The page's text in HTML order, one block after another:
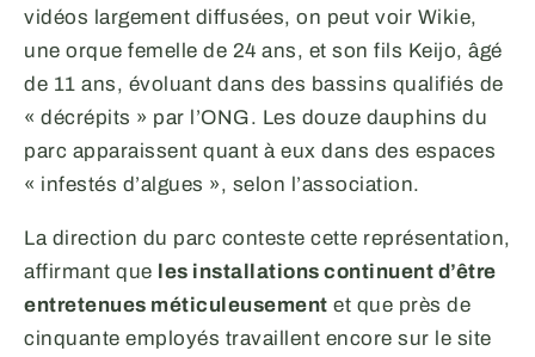
vidéos largement diffusées, on peut voir Wikie,
une orque femelle de 24 ans, et son fils Keijo, âgé
de 11 ans, évoluant dans des bassins qualifiés de
« décrépits » par l’ONG. Les douze dauphins du
parc apparaissent quant à eux dans des espaces
« infestés d’algues », selon l’association.
La direction du parc conteste cette représentation,
affirmant que les installations continuent d’être
entretenues méticuleusement et que près de
cinquante employés travaillent encore sur le site